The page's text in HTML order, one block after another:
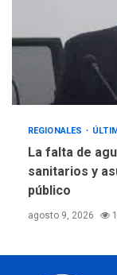
REGIONALES
La falta de
sanitarios y
público
agosto 9, 2026